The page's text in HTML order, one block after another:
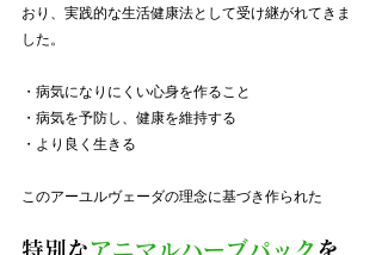
おり、実践的な生活健康法として受け継がれてきま
した。
・病気になりにくい心身を作ること
・病気を予防し、健康を維持する
・より良く生きる
このアーユルヴェーダの理念に基づき作られた
特別なアニマルハーブパック を